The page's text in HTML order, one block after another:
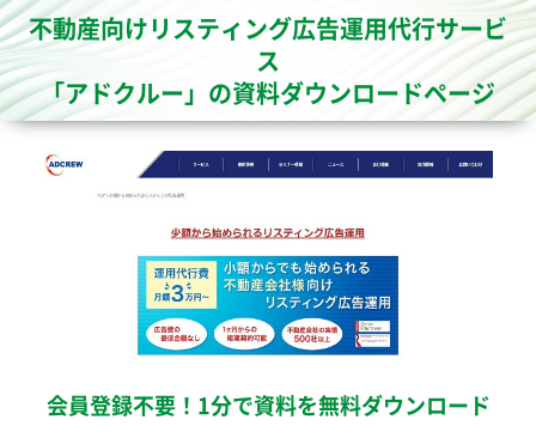
不動産向けリスティング広告運用代行サービ
ス
「アドクルー」の資料ダウンロードページ
会員登録不要！1分で資料を無料ダウンロード